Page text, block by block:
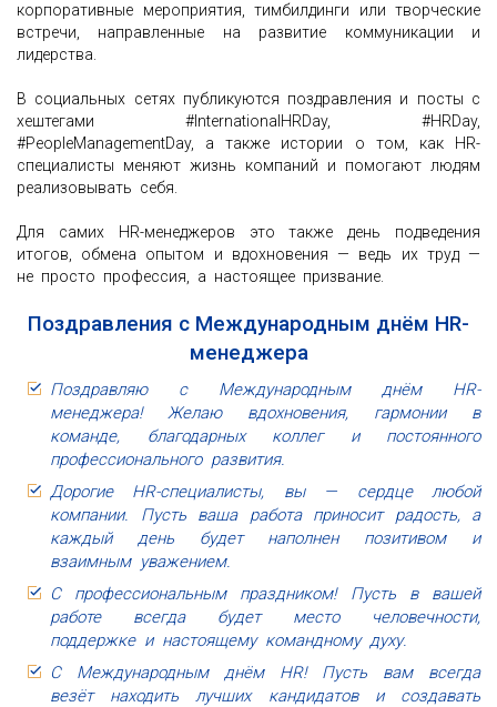
корпоративные мероприятия, тимбилдинги или творческие
встречи, направленные на развитие коммуникации и
лидерства.
В социальных сетях публикуются поздравления и посты с
хештегами #InternationalHRDay, #HRDay,
#PeopleManagementDay, а также истории о том, как HR-
специалисты меняют жизнь компаний и помогают людям
реализовывать себя.
Для самих HR-менеджеров это также день подведения
итогов, обмена опытом и вдохновения — ведь их труд —
не просто профессия, а настоящее призвание.
Поздравления с Международным днём HR-
менеджера
Поздравляю с Международным днём HR-
менеджера! Желаю вдохновения, гармонии в
команде, благодарных коллег и постоянного
профессионального развития.
Дорогие HR-специалисты, вы — сердце любой
компании. Пусть ваша работа приносит радость, а
каждый день будет наполнен позитивом и
взаимным уважением.
С профессиональным праздником! Пусть в вашей
работе всегда будет место человечности,
поддержке и настоящему командному духу.
С Международным днём HR! Пусть вам всегда
везёт находить лучших кандидатов и создавать